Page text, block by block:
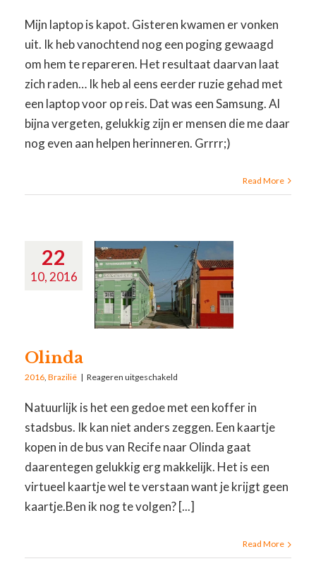
Mijn laptop is kapot. Gisteren kwamen er vonken
uit. Ik heb vanochtend nog een poging gewaagd
om hem te repareren. Het resultaat daarvan laat
zich raden… Ik heb al eens eerder ruzie gehad met
een laptop voor op reis. Dat was een Samsung. Al
bijna vergeten, gelukkig zijn er mensen die me daar
nog even aan helpen herinneren. Grrrr;)
Read More
22
10, 2016
Olinda
2016,Brazilië | Reageren uitgeschakeld
Natuurlijk is het een gedoe met een koffer in
stadsbus. Ik kan niet anders zeggen. Een kaartje
kopen in de bus van Recife naar Olinda gaat
daarentegen gelukkig erg makkelijk. Het is een
virtueel kaartje wel te verstaan want je krijgt geen
kaartje.Ben ik nog te volgen? [...]
Read More